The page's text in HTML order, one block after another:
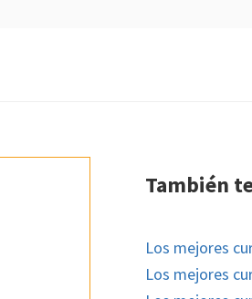
También
Los mejores
Los mejores